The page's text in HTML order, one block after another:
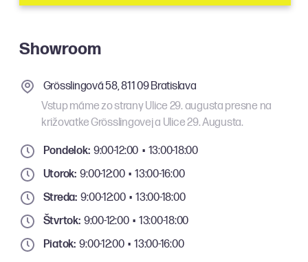
Showroom
Grösslingová 58, 811 09 Bratislava
Vstup máme zo strany Ulice 29. augusta presne na
križovatke Grösslingovej a Ulice 29. Augusta.
Pondelok:9:00-12:00 • 13:00-18:00
Utorok:9:00-12:00 • 13:00-16:00
Streda:9:00-12:00 • 13:00-18:00
Štvrtok:9:00-12:00 • 13:00-18:00
Piatok:9:00-12:00 • 13:00-16:00